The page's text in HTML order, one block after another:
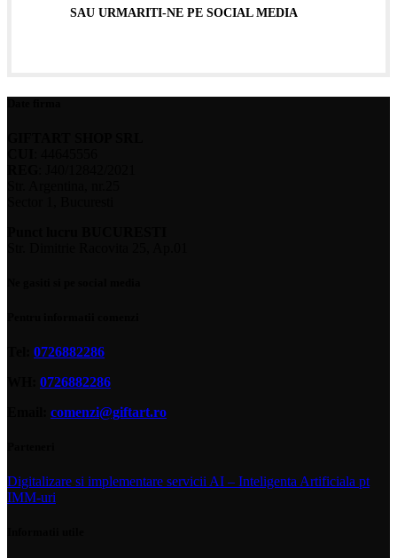
SAU URMARITI-NE PE SOCIAL MEDIA
0726882286
0726882286
comenzi@giftart.ro
Digitalizare si implementare servicii AI – Inteligenta Artificiala pt
IMM-uri